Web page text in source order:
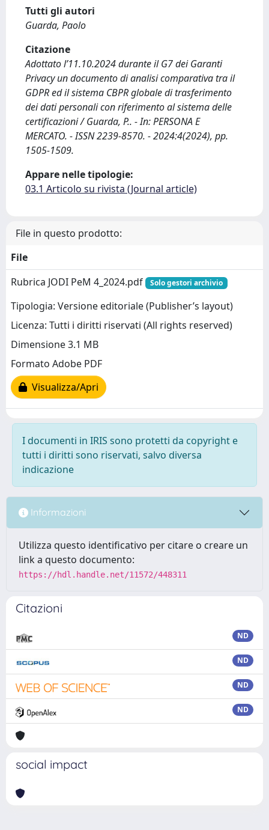
Tutti gli autori
Guarda, Paolo
Citazione
Adottato l’11.10.2024 durante il G7 dei Garanti
Privacy un documento di analisi comparativa tra il
GDPR ed il sistema CBPR globale di trasferimento
dei dati personali con riferimento al sistema delle
certificazioni / Guarda, P.. - In: PERSONA E
MERCATO. - ISSN 2239-8570. - 2024:4(2024), pp.
1505-1509.
Appare nelle tipologie:
03.1 Articolo su rivista (Journal article)
File in questo prodotto:
File
Rubrica JODI PeM 4_2024.pdf
Solo gestori archivio
Tipologia: Versione editoriale (Publisher’s layout)
Licenza: Tutti i diritti riservati (All rights reserved)
Dimensione 3.1 MB
Formato Adobe PDF
Visualizza/Apri
I documenti in IRIS sono protetti da copyright e
tutti i diritti sono riservati, salvo diversa
indicazione
Informazioni
Utilizza questo identificativo per citare o creare un
link a questo documento:
https://hdl.handle.net/11572/448311
Citazioni
ND
ND
ND
ND
social impact